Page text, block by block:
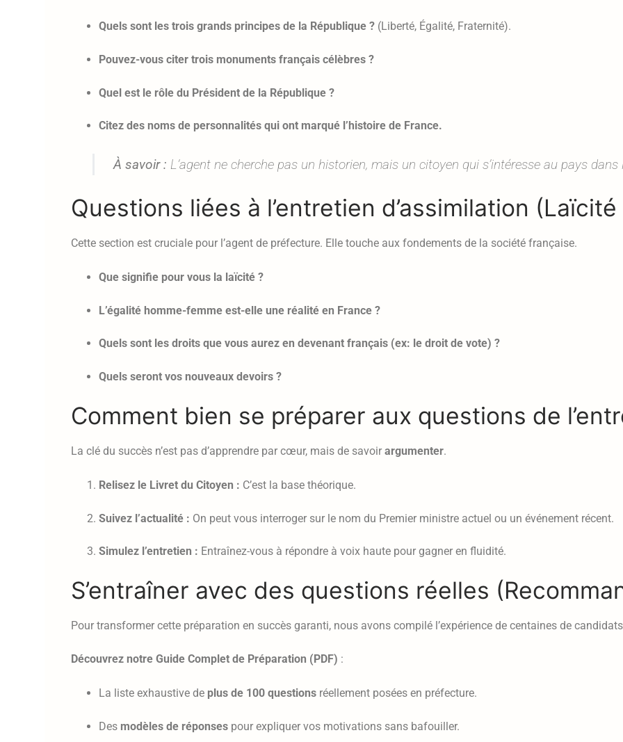
Quels sont les trois grands principes de la République ? (Liberté, Égalité, Fraternité).
Pouvez-vous citer trois monuments français célèbres ?
Quel est le rôle du Président de la République ?
Citez des noms de personnalités qui ont marqué l’histoire de France.
À savoir : L’agent ne cherche pas un historien, mais un citoyen qui s’intéresse au pays dans
Questions liées à l’entretien d’assimilation
Cette section est cruciale pour l’agent de préfecture. Elle touche aux fondements de la société française.
Que signifie pour vous la laïcité ?
L’égalité homme-femme est-elle une réalité en France ?
Quels sont les droits que vous aurez en devenant français (ex: le droit de vote) ?
Quels seront vos nouveaux devoirs ?
Comment bien se préparer aux questions de
La clé du succès n’est pas d’apprendre par cœur, mais de savoir argumenter.
Relisez le Livret du Citoyen : C’est la base théorique.
Suivez l’actualité : On peut vous interroger sur le nom du Premier ministre actuel ou un événement récent.
Simulez l’entretien : Entraînez-vous à répondre à voix haute pour gagner en fluidité.
S’entraîner avec des questions réelles
Pour transformer cette préparation en succès garanti, nous avons compilé l’expérience de centaines de
Découvrez notre Guide Complet de Préparation (PDF) :
La liste exhaustive de plus de 100 questions réellement posées en préfecture.
Des modèles de réponses pour expliquer vos motivations sans bafouiller.